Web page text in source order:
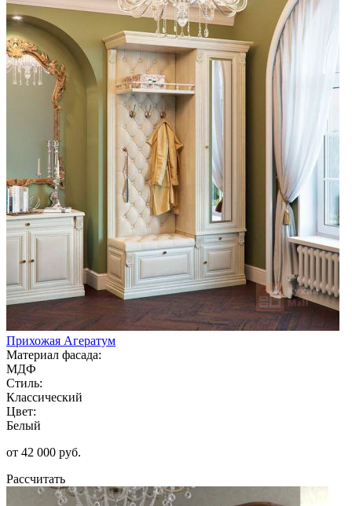
Прихожая Агератум
Материал фасада:
МДФ
Стиль:
Классический
Цвет:
Белый
от 42 000 руб.
Рассчитать